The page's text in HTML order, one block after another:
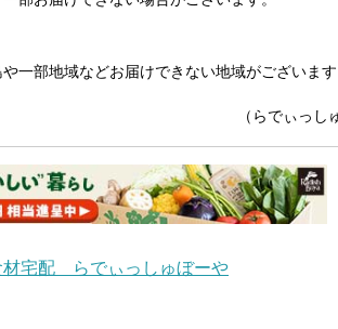
一部地域などお届けできない地域がございま
（らでぃっ
材宅配 らでぃっしゅぼーや